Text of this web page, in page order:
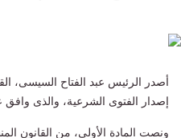
إصدار الفتوى الشرعية، والذى
ونصت المادة الأولى، من القانون